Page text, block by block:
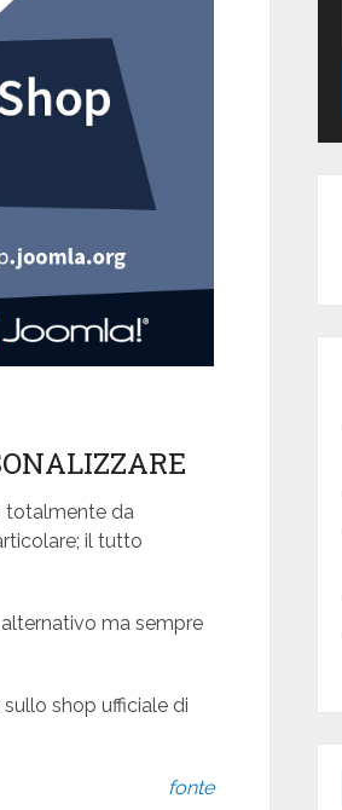
totalmente da
il tutto
ma sempre
shop ufficiale di
fonte